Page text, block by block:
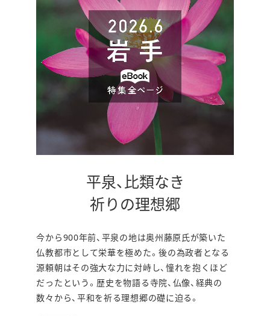
す
平泉、比類なき
祈りの理想郷
ィ
ン
ド
今から900年前、平泉の地は奥州藤原氏が築いた
仏教都市として栄華を極めた。後の為政者となる
源頼朝はその強大な力に対峙し、憧れを抱くほど
だったという。歴史を物語る寺院、仏像、経典の
数々から、平和を祈る理想郷の礎に迫る。